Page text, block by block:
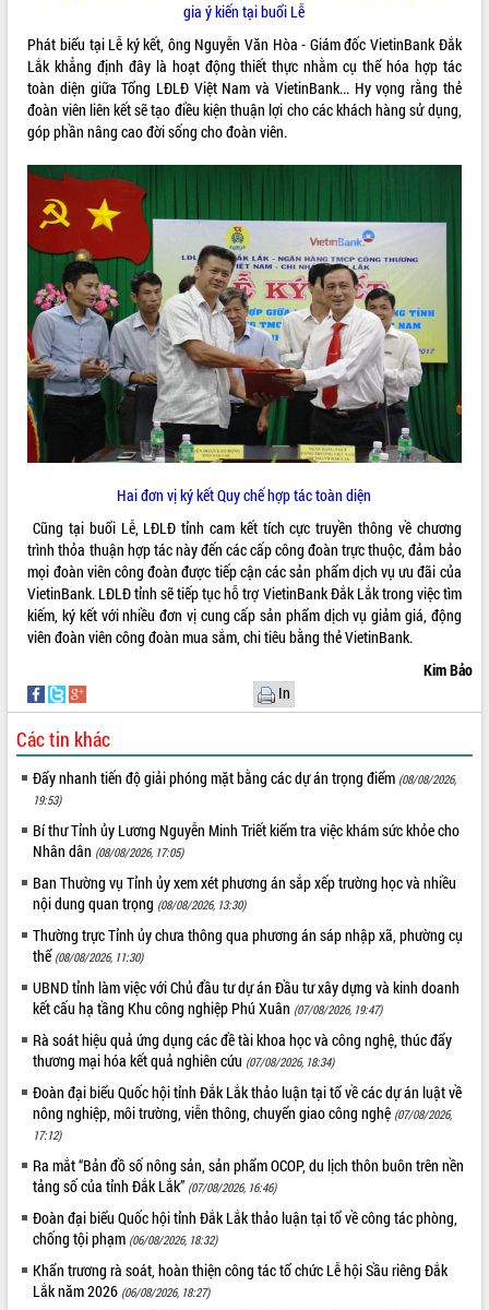
Tất cả: 66084854
gia ý kiến tại buổi Lễ
Phát biểu tại Lễ ký kết, ông Nguyễn Văn Hòa - Giám đốc VietinBank Đắk
Lắk khẳng định đây là hoạt động thiết thực nhằm cụ thể hóa hợp tác
toàn diện giữa Tổng LĐLĐ Việt Nam và VietinBank... Hy vọng rằng thẻ
đoàn viên liên kết sẽ tạo điều kiện thuận lợi cho các khách hàng sử dụng,
góp phần nâng cao đời sống cho đoàn viên.
Hai đơn vị ký kết Quy chế hợp tác toàn diện
Cũng tại buổi Lễ, LĐLĐ tỉnh cam kết tích cực truyền thông về chương
trình thỏa thuận hợp tác này đến các cấp công đoàn trực thuộc, đảm bảo
mọi đoàn viên công đoàn được tiếp cận các sản phẩm dịch vụ ưu đãi của
VietinBank. LĐLĐ tỉnh sẽ tiếp tục hỗ trợ VietinBank Đắk Lắk trong việc tìm
kiếm, ký kết với nhiều đơn vị cung cấp sản phẩm dịch vụ giảm giá, động
viên đoàn viên công đoàn mua sắm, chi tiêu bằng thẻ VietinBank.
Kim Bảo
In
Các tin khác
Đẩy nhanh tiến độ giải phóng mặt bằng các dự án trọng điểm (08/08/2026,
19:53)
Bí thư Tỉnh ủy Lương Nguyễn Minh Triết kiểm tra việc khám sức khỏe cho
Nhân dân (08/08/2026, 17:05)
Ban Thường vụ Tỉnh ủy xem xét phương án sắp xếp trường học và nhiều
nội dung quan trọng (08/08/2026, 13:30)
Thường trực Tỉnh ủy chưa thông qua phương án sáp nhập xã, phường cụ
thể (08/08/2026, 11:30)
UBND tỉnh làm việc với Chủ đầu tư dự án Đầu tư xây dựng và kinh doanh
kết cấu hạ tầng Khu công nghiệp Phú Xuân (07/08/2026, 19:47)
Rà soát hiệu quả ứng dụng các đề tài khoa học và công nghệ, thúc đẩy
thương mại hóa kết quả nghiên cứu (07/08/2026, 18:34)
Đoàn đại biểu Quốc hội tỉnh Đắk Lắk thảo luận tại tổ về các dự án luật về
nông nghiệp, môi trường, viễn thông, chuyển giao công nghệ (07/08/2026,
17:12)
Ra mắt “Bản đồ số nông sản, sản phẩm OCOP, du lịch thôn buôn trên nền
tảng số của tỉnh Đắk Lắk” (07/08/2026, 16:46)
Đoàn đại biểu Quốc hội tỉnh Đắk Lắk thảo luận tại tổ về công tác phòng,
chống tội phạm (06/08/2026, 18:32)
Khẩn trương rà soát, hoàn thiện công tác tổ chức Lễ hội Sầu riêng Đắk
Lắk năm 2026 (06/08/2026, 18:27)